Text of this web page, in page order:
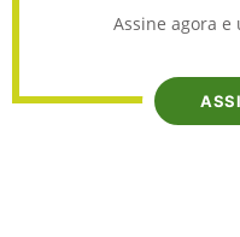
Assine agora